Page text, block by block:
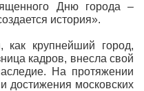
Дню города –
история».
как крупнейший город,
кадров, внесла свой
На протяжении
достижения московских